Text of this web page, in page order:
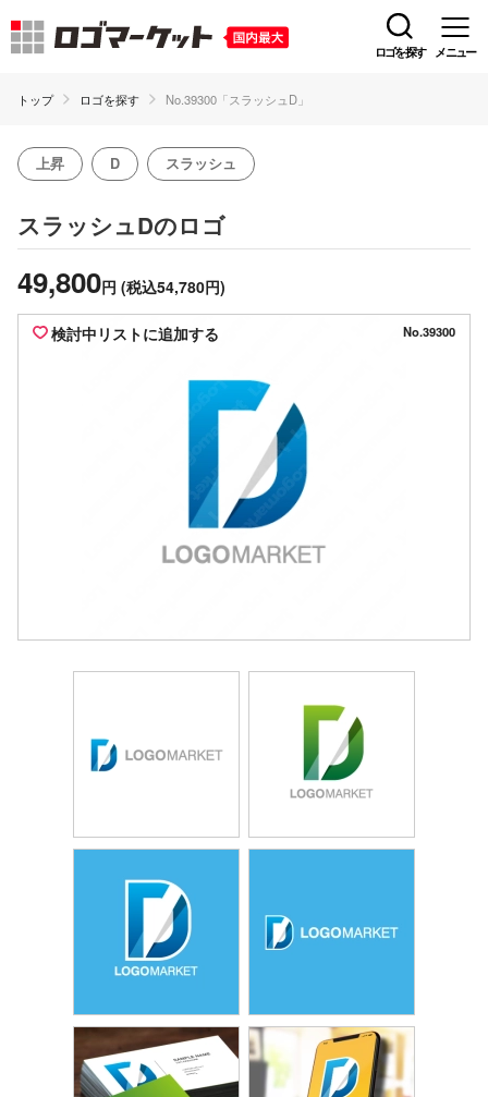
ロゴを探す メニュー
トップ ロゴを探す No.39300「スラッシュD」
上昇 D スラッシュ
スラッシュDのロゴ
49,800円 (税込54,780円)
検討中リストに追加する No.39300